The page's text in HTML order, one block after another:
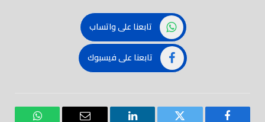
تابعنا على واتساب
تابعنا على فيسبوك